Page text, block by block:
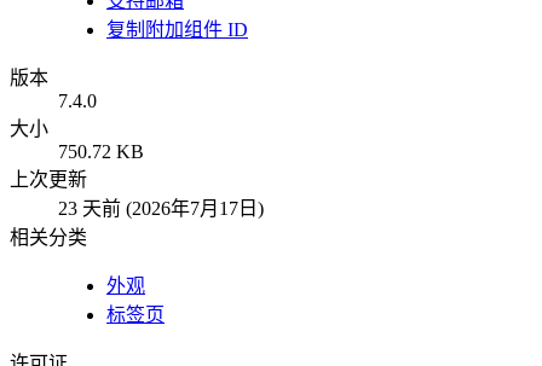
复制附加组件 ID
版本
7.4.0
大小
750.72 KB
上次更新
23 天前 (2026年7月17日)
相关分类
外观
标签页